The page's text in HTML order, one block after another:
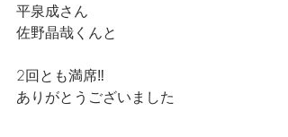
平泉成さん
佐野晶哉くんと
2回とも満席‼️
ありがとうございました